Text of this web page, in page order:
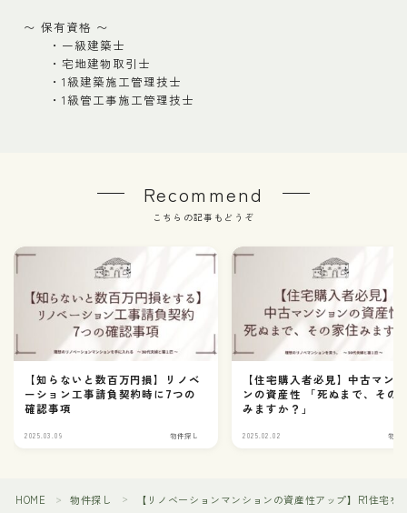
Follow Me
〜 保有資格 〜
・一級建築士
・宅地建物取引士
・1級建築施工管理技士
・1級管工事施工管理技士
Recommend
こちらの記事もどうぞ
【知らないと数百万円損】リノベ
ーション工事請負契約時に7つの
確認事項
2025.03.09 物件探し
【住宅購入者必見】中古マン
ンの資産性 「死ぬまで、その
みますか？」
2025.02.02 物件
HOME ＞ 物件探し ＞ 【リノベーションマンションの資産性アップ】R1住宅